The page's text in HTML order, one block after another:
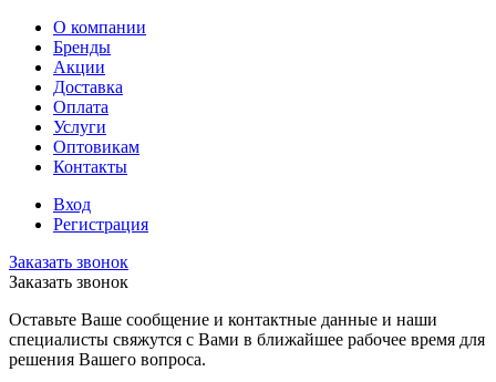
О компании
Бренды
Акции
Доставка
Оплата
Услуги
Оптовикам
Контакты
Вход
Регистрация
Заказать звонок
Заказать звонок
Оставьте Ваше сообщение и контактные данные и наши
специалисты свяжутся с Вами в ближайшее рабочее время для
решения Вашего вопроса.